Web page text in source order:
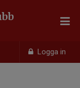
Logga in